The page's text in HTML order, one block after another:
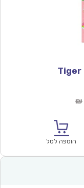
₪
הוספה לסל